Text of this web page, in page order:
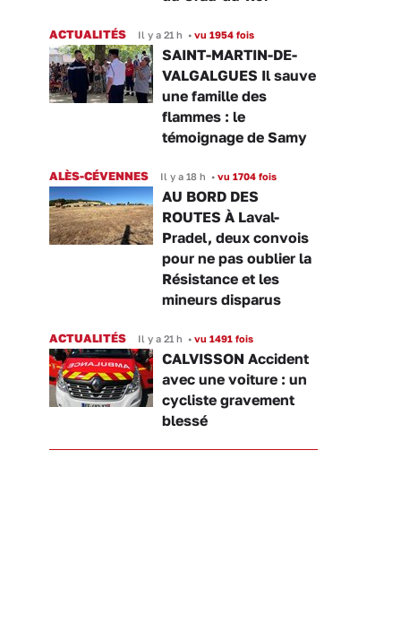
ACTUALITÉS Il y a 21 h • vu 1954 fois
SAINT-MARTIN-DE-
VALGALGUES Il sauve
une famille des
flammes : le
témoignage de Samy
ALÈS-CÉVENNES Il y a 18 h • vu 1704 fois
AU BORD DES
ROUTES À Laval-
Pradel, deux convois
pour ne pas oublier la
Résistance et les
mineurs disparus
ACTUALITÉS Il y a 21 h • vu 1491 fois
CALVISSON Accident
avec une voiture : un
cycliste gravement
blessé